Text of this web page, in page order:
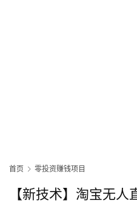
首页 零投资赚钱项目
【新技术】淘宝无